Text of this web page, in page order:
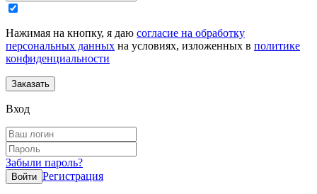
Нажимая на кнопку, я даю согласие на обработку
персональных данных на условиях, изложенных в политике
конфиденциальности
Вход
Забыли пароль?
Регистрация